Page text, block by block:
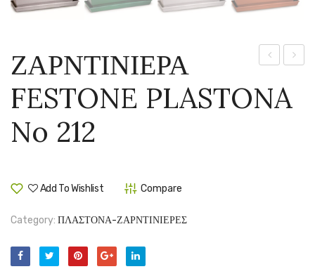
PLASTONA
ΖΑΡΝΤΙΝΙΕΡΑ
FESTONE PLASTONA
No 212
Add To Wishlist Compare
Category: ΠΛΑΣΤΟΝΑ-ΖΑΡΝΤΙΝΙΕΡΕΣ